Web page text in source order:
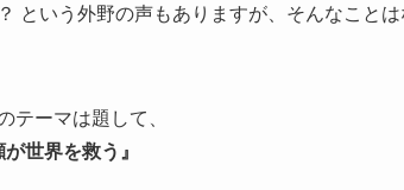
という外野の声もありますが、そんなことは
ーマは題して、
世界を救う』